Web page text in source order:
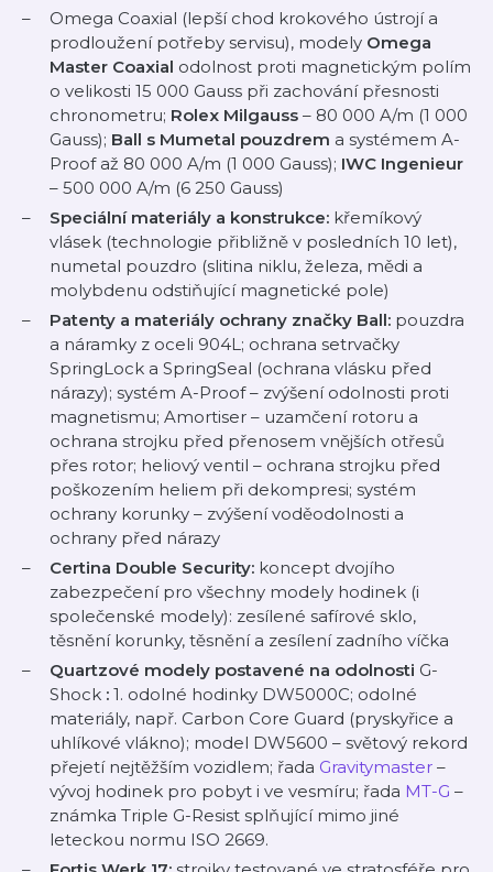
Omega Coaxial (lepší chod krokového ústrojí a
prodloužení potřeby servisu), modely Omega
Master Coaxial odolnost proti magnetickým polím
o velikosti 15 000 Gauss při zachování přesnosti
chronometru; Rolex Milgauss – 80 000 A/m (1 000
Gauss); Ball s Mumetal pouzdrem a systémem A-
Proof až 80 000 A/m (1 000 Gauss); IWC Ingenieur
– 500 000 A/m (6 250 Gauss)
Speciální materiály a konstrukce: křemíkový
vlásek (technologie přibližně v posledních 10 let),
numetal pouzdro (slitina niklu, železa, mědi a
molybdenu odstiňující magnetické pole)
Patenty a materiály ochrany značky Ball: pouzdra
a náramky z oceli 904L; ochrana setrvačky
SpringLock a SpringSeal (ochrana vlásku před
nárazy); systém A-Proof – zvýšení odolnosti proti
magnetismu; Amortiser – uzamčení rotoru a
ochrana strojku před přenosem vnějších otřesů
přes rotor; heliový ventil – ochrana strojku před
poškozením heliem při dekompresi; systém
ochrany korunky – zvýšení voděodolnosti a
ochrany před nárazy
Certina Double Security: koncept dvojího
zabezpečení pro všechny modely hodinek (i
společenské modely): zesílené safírové sklo,
těsnění korunky, těsnění a zesílení zadního víčka
Quartzové modely postavené na odolnosti G-
Shock : 1. odolné hodinky DW5000C; odolné
materiály, např. Carbon Core Guard (pryskyřice a
uhlíkové vlákno); model DW5600 – světový rekord
přejetí nejtěžším vozidlem; řada Gravitymaster –
vývoj hodinek pro pobyt i ve vesmíru; řada MT-G –
známka Triple G-Resist splňující mimo jiné
leteckou normu ISO 2669.